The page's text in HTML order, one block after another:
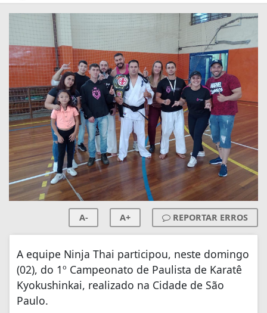
A- A+ REPORTAR ERROS
A equipe Ninja Thai participou, neste domingo
(02), do 1º Campeonato de Paulista de Karatê
Kyokushinkai, realizado na Cidade de São
Paulo.